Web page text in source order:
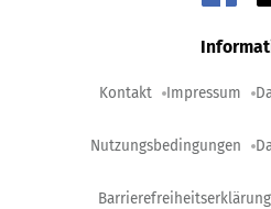
Kontakt Impressum
Nutzungsbedingungen
Barrierefreiheitserklärung